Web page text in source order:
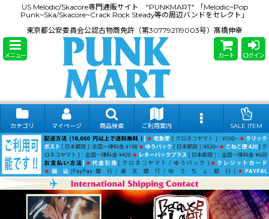
US Melodic/Skacore専門通販サイト "PUNKMART" 「Melodic~Pop
Punk~Ska/Skacore~Crack Rock Steady等の周辺バンドをセレクト」
東京都公安委員会公認古物商免許（第307792119003号）髙橋伸幸
メニュー カート ログイン
カテゴリ マイページ 商品検索 ご利用案内 SALE ITEM